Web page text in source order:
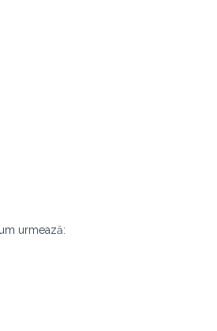
urmează: